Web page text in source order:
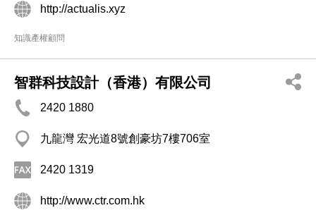
http://actualis.xyz
知識產權顧問
智群科技設計（香港）有限公司
2420 1880
九龍灣 宏光道8號創豪坊7樓706室
2420 1319
http://www.ctr.com.hk